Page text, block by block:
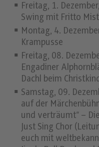
Freitag, 1.
Swing mit Fritto
Montag, 4.
Krampusse
Freitag, 08.
Engadiner
Dachl beim
Samstag, 09.
auf der
und verträumt“ –
Just Sing Chor
euch mit